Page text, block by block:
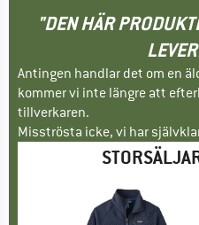
"DEN HÄR
Antingen handlar det om en
kommer vi inte längre att
tillverkaren.
Misströsta icke, vi har